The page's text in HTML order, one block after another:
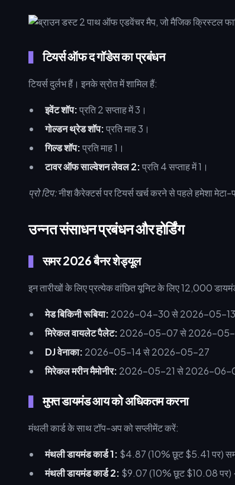
टियर्स ऑफ द गॉडेस का प्रबंधन
टियर्स दुर्लभ हैं। इनके स्रोत में शामिल हैं:
इवेंट शॉप:प्रति 2 सप्ताह में 3।
गोल्डन थ्रेड शॉप:प्रति माह 3।
गिल्ड शॉप:प्रति माह 1।
टावर ऑफ साल्वेशन लेवल 2:प्रति 4 सप्ताह में 1।
प्रो टिप:नीश कैरेक्टर्स पर टियर्स खर्च करने से पहले हमेशा
उन्नत संसाधन प्रबंधन और होर्डिंग
समर 2026 बैनर शेड्यूल
इन तारीखों के लिए प्रत्येक वांछित यूनिट के लिए 12,000
मेड बिकिनी रूबिया: 2026-04-30 से 2026-05-13
मिरेकल वायलेट पैलेट: 2026-05-07 से 2026-
DJ वेनाका: 2026-05-14 से 2026-05-27
मिरेकल मरीन मैमोनीर: 2026-05-21 से 2026-06-
मुफ्त डायमंड आय को अधिकतम करना
मंथली कार्ड के साथ टॉप-अप को सप्लीमेंट करें:
मंथली डायमंड कार्ड 1: $4.87 (10% छूट $5.41 पर)
मंथली डायमंड कार्ड 2: $9.07 (10% छूट $10.08 पर)